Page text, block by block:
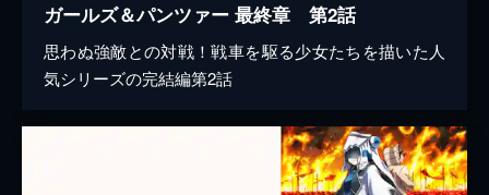
ガールズ＆パンツァー 最終章 第2話
思わぬ強敵との対戦！戦車を駆る少女たちを描いた人
気シリーズの完結編第2話